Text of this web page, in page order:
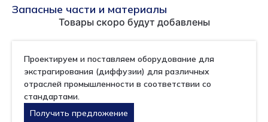
Запасные части и материалы
Товары скоро будут добавлены
Проектируем и поставляем оборудование для
экстрагирования (диффузии) для различных
отраслей промышленности в соответствии со
стандартами.
Получить предложение